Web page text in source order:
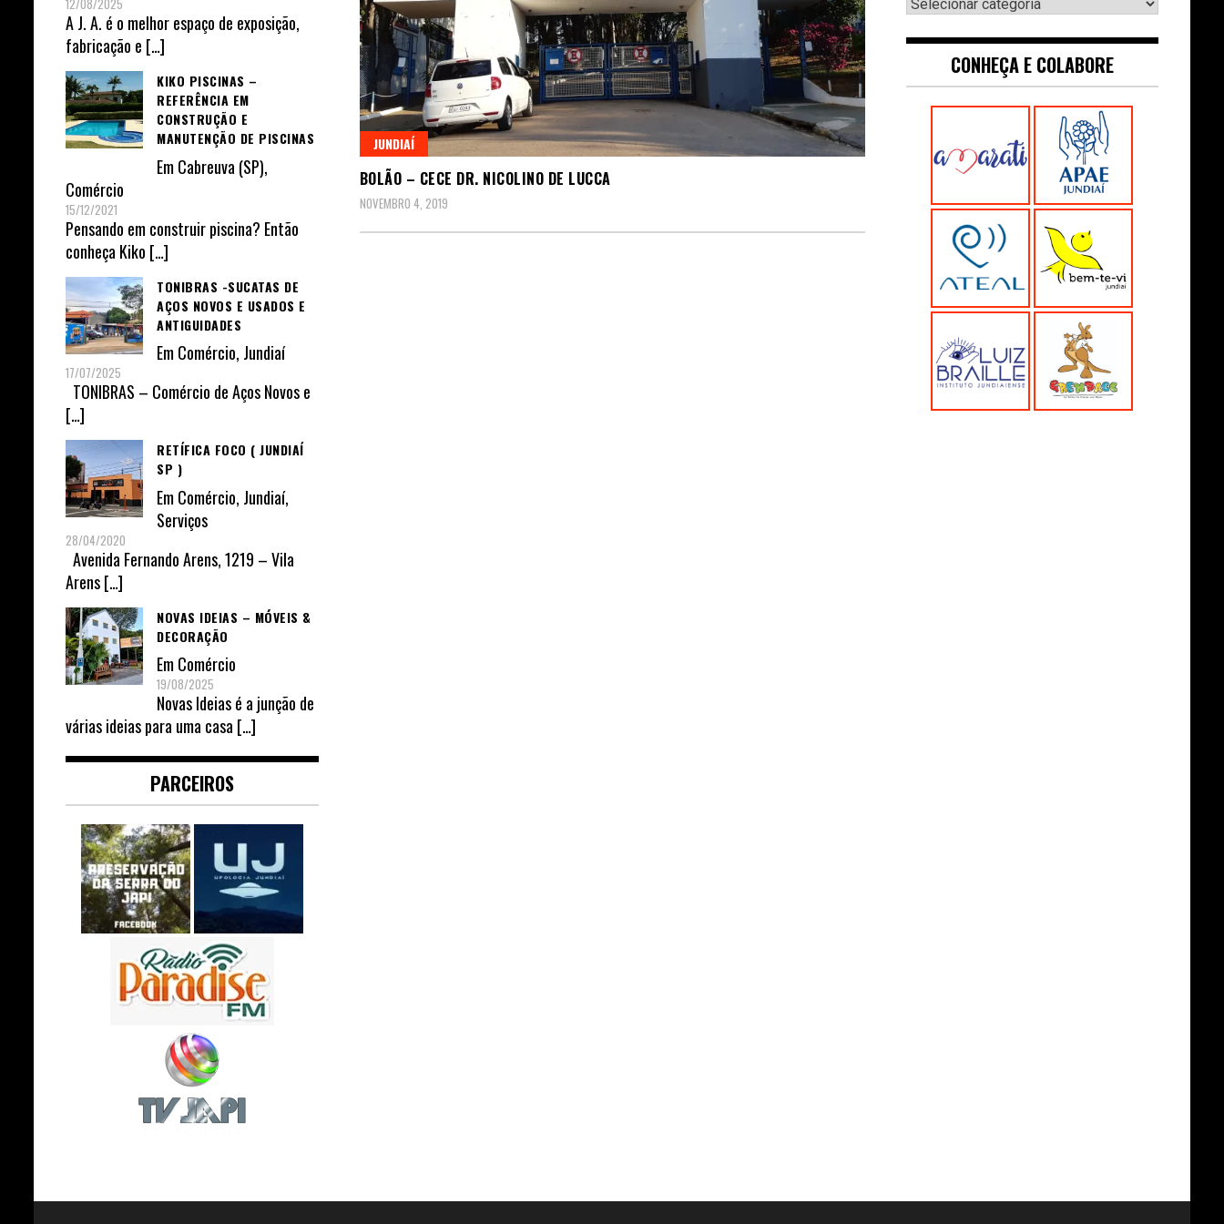
JUNDIAÍ
BOLÃO – CECE DR. NICOLINO DE LUCCA
NOVEMBRO 4, 2019
12/08/2025
A J. A. é o melhor espaço de exposição,
fabricação e […]
KIKO PISCINAS –
REFERÊNCIA EM
CONSTRUÇÃO E
MANUTENÇÃO DE PISCINAS
Em Cabreuva (SP),
Comércio
15/12/2021
Pensando em construir piscina? Então
conheça Kiko […]
TONIBRAS -SUCATAS DE
AÇOS NOVOS E USADOS E
ANTIGUIDADES
Em Comércio, Jundiaí
17/07/2025
TONIBRAS – Comércio de Aços Novos e
[…]
RETÍFICA FOCO ( JUNDIAÍ
SP )
Em Comércio, Jundiaí,
Serviços
28/04/2020
Avenida Fernando Arens, 1219 – Vila
Arens[…]
NOVAS IDEIAS – MÓVEIS &
DECORAÇÃO
Em Comércio
19/08/2025
Novas Ideias é a junção de
várias ideias para uma casa […]
PARCEIROS
CONHEÇA E COLABORE